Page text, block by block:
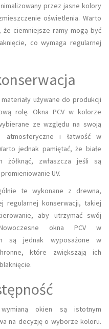
przez jasne kolory
oświetlenia. Warto
że ciemniejsze ramy mogą być
co wymaga regularnej
używane do produkcji
rolę. Okna PCV w kolorze
ze względu na swoją
atmosferyczne i łatwość w
jednak pamiętać, że białe
zwłaszcza jeśli są
UV.
te wykonane z drewna,
regularnej konserwacji, takiej
aby utrzymać swój
okna PCV w
są jednak wyposażone w
które zwiększają ich
okien są istotnym
na decyzję o wyborze koloru.